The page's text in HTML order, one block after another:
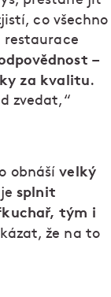
co všechno
restaurace
–
za kvalitu.
zvedat,“
obnášívelký
jesplnit
tým i
že na to